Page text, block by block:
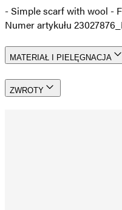
- Simple scarf with wool -
Numer artykułu
MATERIAŁ I PIELĘGNACJA
ZWROTY